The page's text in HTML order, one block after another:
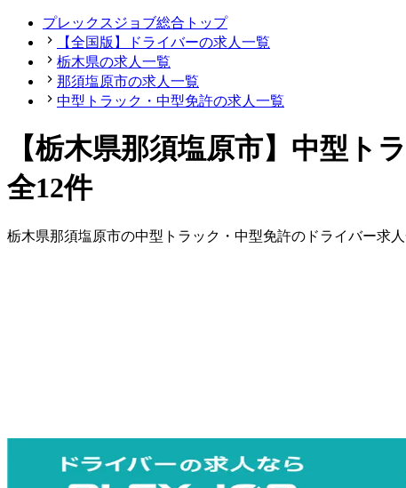
プレックスジョブ総合トップ
【全国版】ドライバーの求人一覧
栃木県の求人一覧
那須塩原市の求人一覧
中型トラック・中型免許の求人一覧
【栃木県那須塩原市】中型ト
全12件
栃木県那須塩原市の中型トラック・中型免許の ドライバー求人